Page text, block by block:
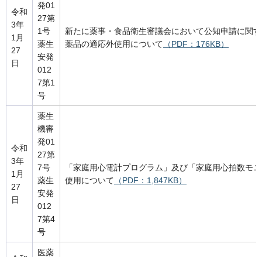
令和
3年
1月
27
日
発01
27第
1号
薬生
安発
012
7第1
号
新たに薬事・食品衛生審議会において公知申請に関
薬品の適応外使用について （PDF：176KB）
令和
3年
1月
27
日
薬生
機審
発01
27第
7号
薬生
安発
012
7第4
号
「家庭用心電計プログラム」及び「家庭用心拍数モ
使用について （PDF：1,847KB）
医薬